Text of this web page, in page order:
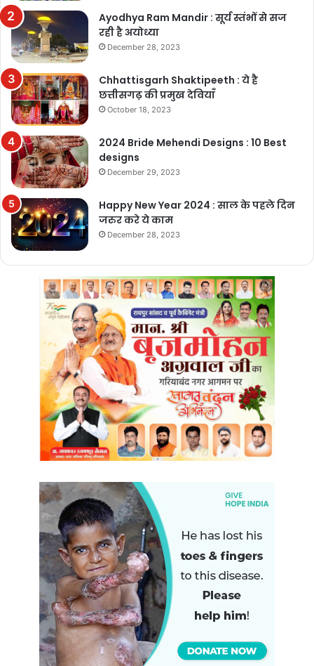
Ayodhya Ram Mandir : सूर्य स्तंभों से सज
रही है अयोध्या
December 28, 2023
Chhattisgarh Shaktipeeth : ये है
छत्तीसगढ़ की प्रमुख देवियाँ
October 18, 2023
2024 Bride Mehendi Designs : 10 Best
designs
December 29, 2023
Happy New Year 2024 : साल के पहले दिन
जरुर करे ये काम
December 28, 2023